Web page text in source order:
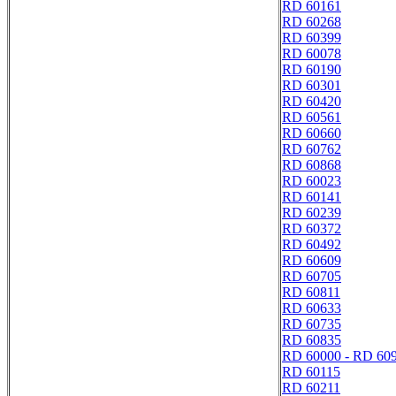
RD 60161
RD 60268
RD 60399
RD 60078
RD 60190
RD 60301
RD 60420
RD 60561
RD 60660
RD 60762
RD 60868
RD 60023
RD 60141
RD 60239
RD 60372
RD 60492
RD 60609
RD 60705
RD 60811
RD 60633
RD 60735
RD 60835
RD 60000 - RD
RD 60115
RD 60211